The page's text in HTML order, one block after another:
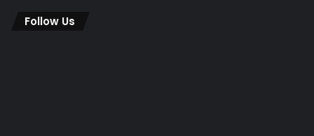
Follow Us